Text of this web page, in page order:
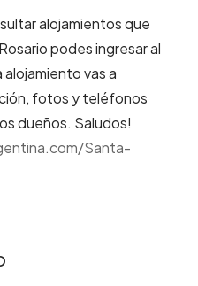
alojamientos que
podes ingresar al
vas a
fotos y teléfonos
dueños. Saludos!
Santa-